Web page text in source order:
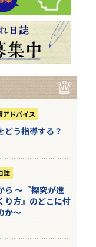
アドバイス
どう指導する？
誌
ら 〜『探究が進
り方』のどこに付
か〜